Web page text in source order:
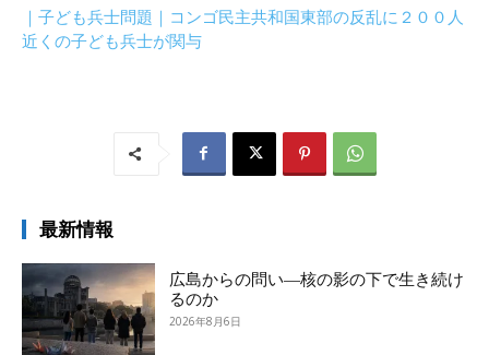
｜子ども兵士問題｜コンゴ民主共和国東部の反乱に２００人
近くの子ども兵士が関与
最新情報
広島からの問い―核の影の下で生き続け
るのか
2026年8月6日